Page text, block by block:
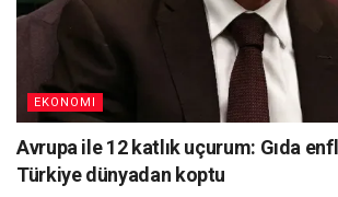
EKONOMI
Avrupa ile 12 katlık uçurum: Gıda
Türkiye dünyadan koptu